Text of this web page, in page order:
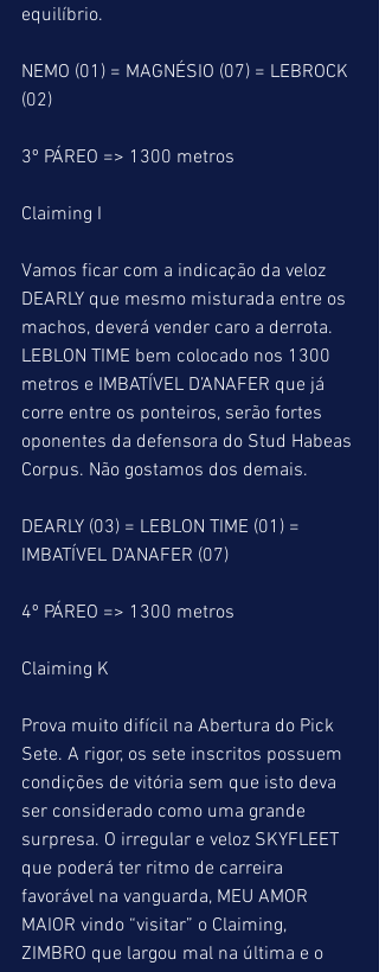
equilíbrio.
NEMO (01) = MAGNÉSIO (07) = LEBROCK
(02)
3º PÁREO => 1300 metros
Claiming I
Vamos ficar com a indicação da veloz
DEARLY que mesmo misturada entre os
machos, deverá vender caro a derrota.
LEBLON TIME bem colocado nos 1300
metros e IMBATÍVEL D’ANAFER que já
corre entre os ponteiros, serão fortes
oponentes da defensora do Stud Habeas
Corpus. Não gostamos dos demais.
DEARLY (03) = LEBLON TIME (01) =
IMBATÍVEL D’ANAFER (07)
4º PÁREO => 1300 metros
Claiming K
Prova muito difícil na Abertura do Pick
Sete. A rigor, os sete inscritos possuem
condições de vitória sem que isto deva
ser considerado como uma grande
surpresa. O irregular e veloz SKYFLEET
que poderá ter ritmo de carreira
favorável na vanguarda, MEU AMOR
MAIOR vindo “visitar” o Claiming,
ZIMBRO que largou mal na última e o